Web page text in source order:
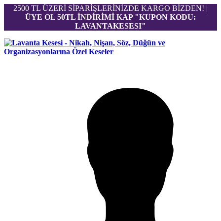
2500 TL ÜZERİ SİPARİŞLERİNİZDE KARGO BİZDEN! |
ÜYE OL 50TL İNDİRİMİ KAP "KUPON KODU:
LAVANTAKESESI"